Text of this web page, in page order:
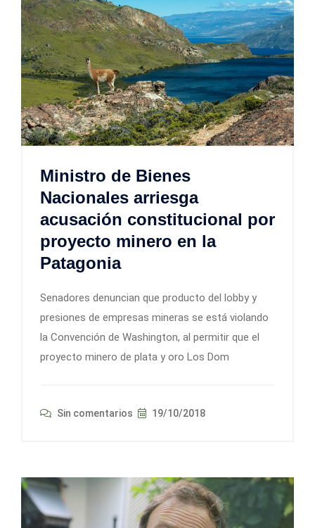
Ministro de Bienes
Nacionales arriesga
acusación constitucional por
proyecto minero en la
Patagonia
Senadores denuncian que producto del lobby y
presiones de empresas mineras se está violando
la Convención de Washington, al permitir que el
proyecto minero de plata y oro Los Dom
Sin comentarios 19/10/2018